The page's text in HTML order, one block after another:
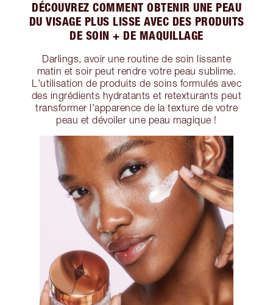
DÉCOUVREZ COMMENT OBTENIR UNE PEAU
DU VISAGE PLUS LISSE AVEC DES PRODUITS
DE SOIN + DE MAQUILLAGE
Darlings, avoir une routine de soin lissante
matin et soir peut rendre votre peau sublime.
L'utilisation de produits de soins formulés avec
des ingrédients hydratants et retexturants peut
transformer l'apparence de la texture de votre
peau et dévoiler une peau magique !